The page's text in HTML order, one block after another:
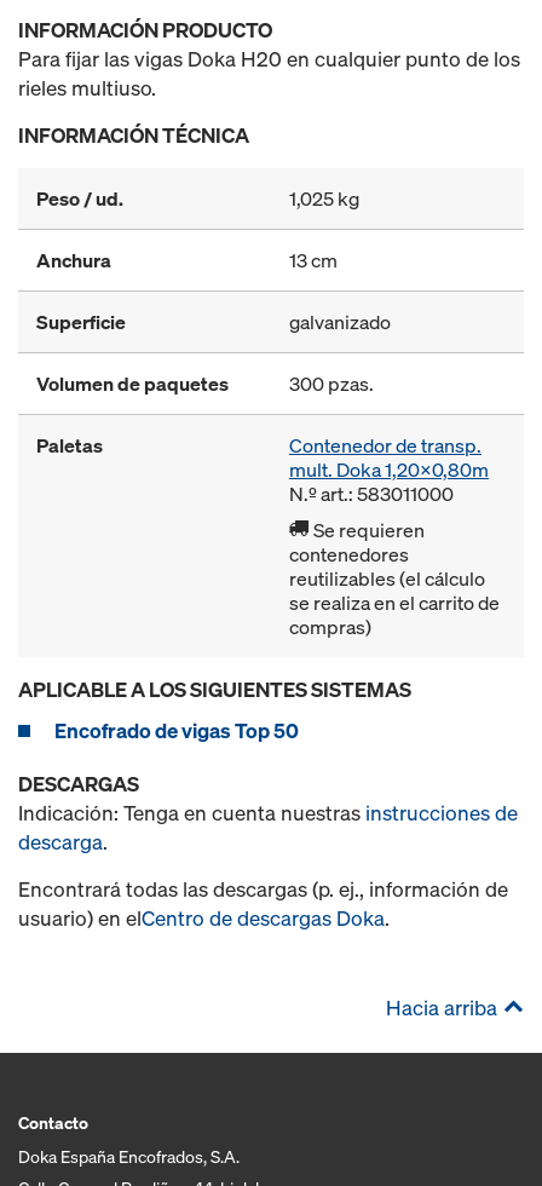
INFORMACIÓN PRODUCTO
Para fijar las vigas Doka H20 en cualquier punto de los
rieles multiuso.
INFORMACIÓN TÉCNICA
Peso / ud. 1,025 kg
Anchura 13 cm
Superficie galvanizado
Volumen de paquetes 300 pzas.
Paletas
Contenedor de transp.
mult. Doka 1,20x0,80m
N.º art.: 583011000
Se requieren
contenedores
reutilizables (el cálculo
se realiza en el carrito de
compras)
APLICABLE A LOS SIGUIENTES SISTEMAS
Encofrado de vigas Top 50
DESCARGAS
Indicación: Tenga en cuenta nuestras instrucciones de
descarga.
Encontrará todas las descargas (p. ej., información de
usuario) en elCentro de descargas Doka.
Hacia arriba
Contacto
Doka España Encofrados, S.A.